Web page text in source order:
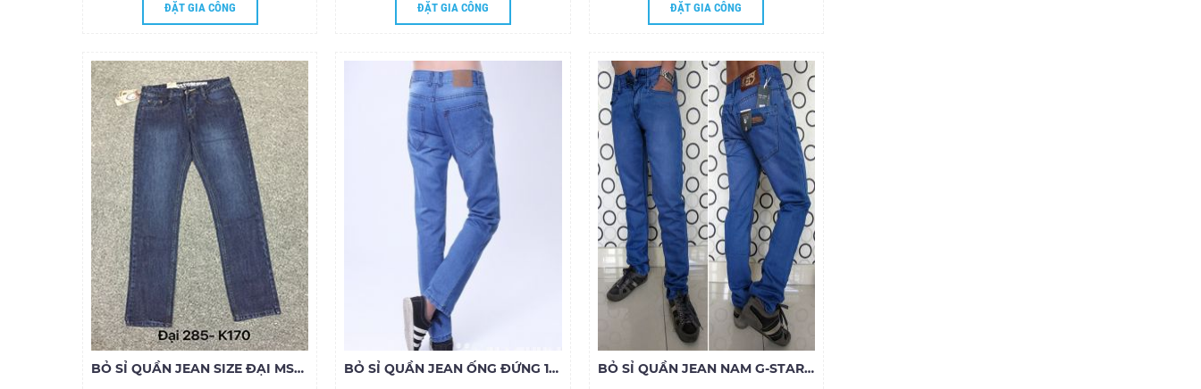
ĐẶT GIA CÔNG ĐẶT GIA CÔNG ĐẶT GIA CÔNG
BỎ SỈ QUẦN JEAN SIZE ĐẠI MS285
BỎ SỈ QUẦN JEAN ỐNG ĐỨNG 130.19- G155
BỎ SỈ QUẦN JEAN NAM G-STAR GIÁ RẺ 8180 - M160